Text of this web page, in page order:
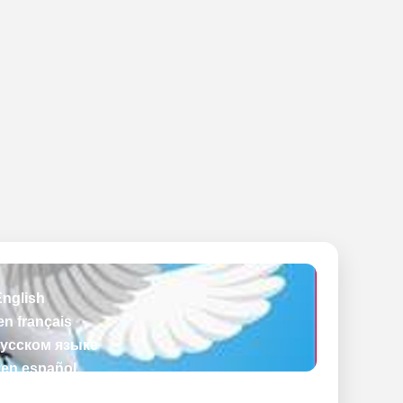
français
языке
español